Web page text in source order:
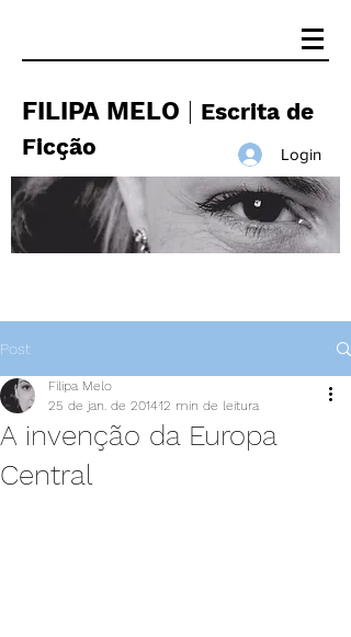
FILIPA MELO
Escrita de
Ficção
Login
Post
A invenção da Europa
Central
Filipa Melo
25 de jan. de 201412 min de leitura